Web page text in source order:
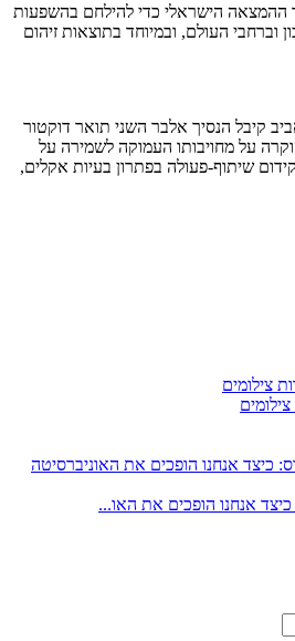
ההמצאה הישראלי כדי להילחם בהשפעות
וברחבי העולם, ובמיוחד בתוצאות זיהום
קיבל הנסיך אלבר השני תואר דוקטור
על מחויבותו העמוקה לשמירה על
שיתוף-פעולה בפתרון בעיות אקלים,
כיצד אנחנו הופכים את האו...